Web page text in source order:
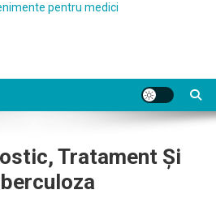
pentru medici
Tratament Şi